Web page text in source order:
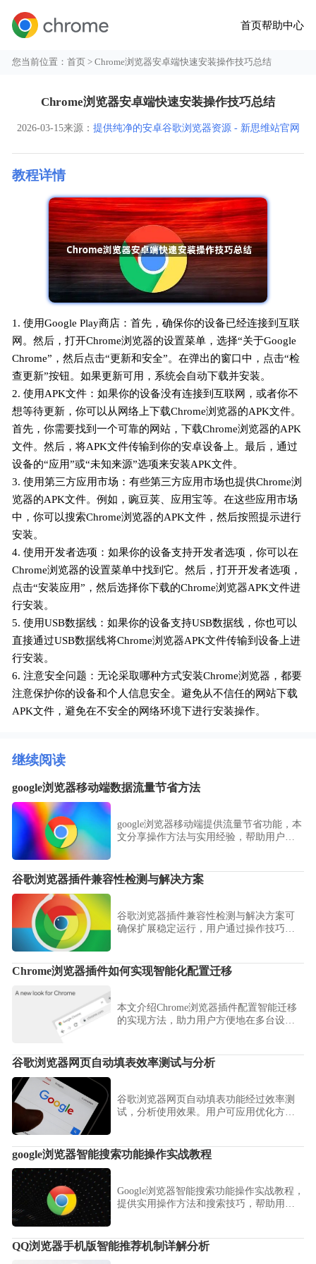
首页帮助中心
您当前位置：首页 > Chrome浏览器安卓端快速安装操作技巧总结
Chrome浏览器安卓端快速安装操作技巧总结
2026-03-15来源： 提供纯净的安卓谷歌浏览器资源 - 新思维站官网
教程详情
1. 使用Google Play商店：首先，确保你的设备已经连接到互联
网。然后，打开Chrome浏览器的设置菜单，选择“关于Google
Chrome”，然后点击“更新和安全”。在弹出的窗口中，点击“检
查更新”按钮。如果更新可用，系统会自动下载并安装。
2. 使用APK文件：如果你的设备没有连接到互联网，或者你不
想等待更新，你可以从网络上下载Chrome浏览器的APK文件。
首先，你需要找到一个可靠的网站，下载Chrome浏览器的APK
文件。然后，将APK文件传输到你的安卓设备上。最后，通过
设备的“应用”或“未知来源”选项来安装APK文件。
3. 使用第三方应用市场：有些第三方应用市场也提供Chrome浏
览器的APK文件。例如，豌豆荚、应用宝等。在这些应用市场
中，你可以搜索Chrome浏览器的APK文件，然后按照提示进行
安装。
4. 使用开发者选项：如果你的设备支持开发者选项，你可以在
Chrome浏览器的设置菜单中找到它。然后，打开开发者选项，
点击“安装应用”，然后选择你下载的Chrome浏览器APK文件进
行安装。
5. 使用USB数据线：如果你的设备支持USB数据线，你也可以
直接通过USB数据线将Chrome浏览器APK文件传输到设备上进
行安装。
6. 注意安全问题：无论采取哪种方式安装Chrome浏览器，都要
注意保护你的设备和个人信息安全。避免从不信任的网站下载
APK文件，避免在不安全的网络环境下进行安装操作。
继续阅读
google浏览器移动端数据流量节省方法
google浏览器移动端提供流量节省功能，本
文分享操作方法与实用经验，帮助用户减
谷歌浏览器插件兼容性检测与解决方案
谷歌浏览器插件兼容性检测与解决方案可
确保扩展稳定运行，用户通过操作技巧修
Chrome浏览器插件如何实现智能化配置迁移
本文介绍Chrome浏览器插件配置智能迁移
的实现方法，助力用户方便地在多台设备
谷歌浏览器网页自动填表效率测试与分析
谷歌浏览器网页自动填表功能经过效率测
试，分析使用效果。用户可应用优化方法
google浏览器智能搜索功能操作实战教程
Google浏览器智能搜索功能操作实战教程，
提供实用操作方法和搜索技巧，帮助用户
QQ浏览器手机版智能推荐机制详解分析